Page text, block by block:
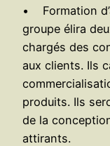
• Formation
groupe élira
chargés des
aux clients. Ils
produits. Ils
de la
attirants.